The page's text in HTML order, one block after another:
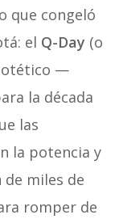
que congeló
el Q-Day (o
—
la década
las
la potencia y
miles de
romper de